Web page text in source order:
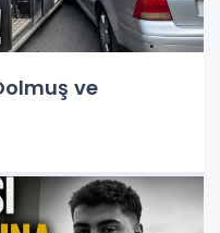
ve